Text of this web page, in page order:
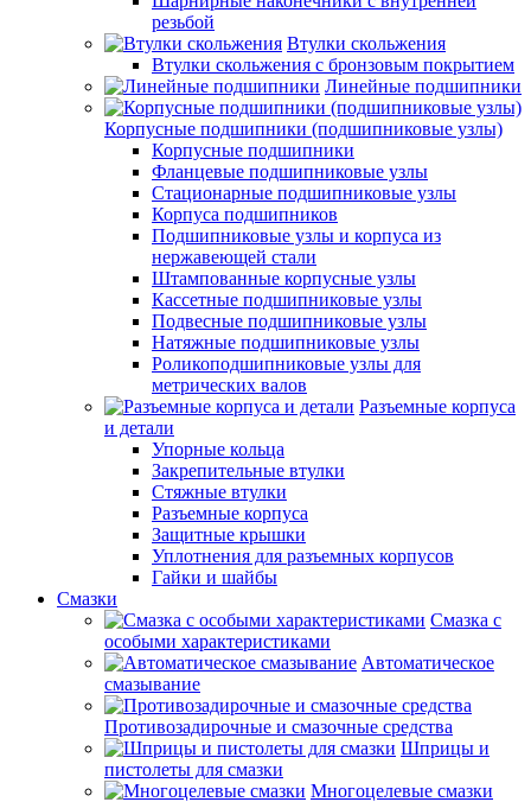
резьбой
Втулки скольжения
Втулки скольжения с бронзовым покрытием
Линейные подшипники
Корпусные подшипники (подшипниковые узлы)
Корпусные подшипники
Фланцевые подшипниковые узлы
Стационарные подшипниковые узлы
Корпуса подшипников
Подшипниковые узлы и корпуса из
нержавеющей стали
Штампованные корпусные узлы
Кассетные подшипниковые узлы
Подвесные подшипниковые узлы
Натяжные подшипниковые узлы
Роликоподшипниковые узлы для
метрических валов
Разъемные корпуса
и детали
Упорные кольца
Закрепительные втулки
Стяжные втулки
Разъемные корпуса
Защитные крышки
Уплотнения для разъемных корпусов
Гайки и шайбы
Смазки
Смазка с
особыми характеристиками
Автоматическое
смазывание
Противозадирочные и смазочные средства
Шприцы и
пистолеты для смазки
Многоцелевые смазки